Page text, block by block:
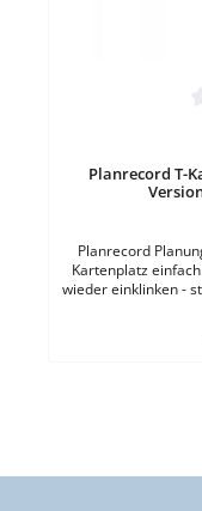
Planrecord T-
Planrecord
Kartenplatz
wieder einklinken -
Aluminiumprofil -
verstärktes